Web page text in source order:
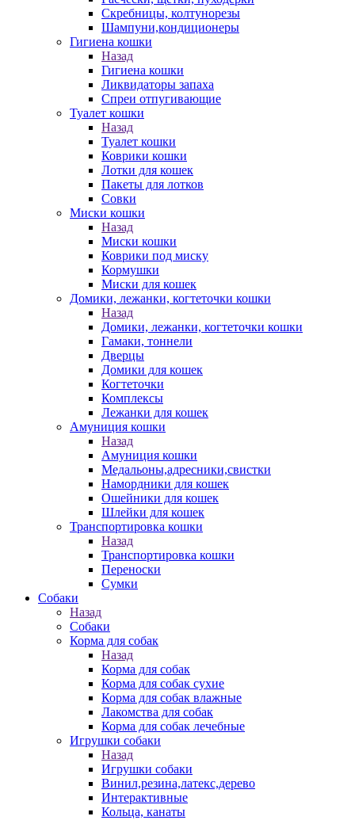
Скребницы, колтунорезы
Шампуни,кондиционеры
Гигиена кошки
Назад
Гигиена кошки
Ликвидаторы запаха
Спреи отпугивающие
Туалет кошки
Назад
Туалет кошки
Коврики кошки
Лотки для кошек
Пакеты для лотков
Совки
Миски кошки
Назад
Миски кошки
Коврики под миску
Кормушки
Миски для кошек
Домики, лежанки, когтеточки кошки
Назад
Домики, лежанки, когтеточки кошки
Гамаки, тоннели
Дверцы
Домики для кошек
Когтеточки
Комплексы
Лежанки для кошек
Амуниция кошки
Назад
Амуниция кошки
Медальоны,адресники,свистки
Намордники для кошек
Ошейники для кошек
Шлейки для кошек
Транспортировка кошки
Назад
Транспортировка кошки
Переноски
Сумки
Собаки
Назад
Собаки
Корма для собак
Назад
Корма для собак
Корма для собак сухие
Корма для собак влажные
Лакомства для собак
Корма для собак лечебные
Игрушки собаки
Назад
Игрушки собаки
Винил,резина,латекс,дерево
Интерактивные
Кольца, канаты